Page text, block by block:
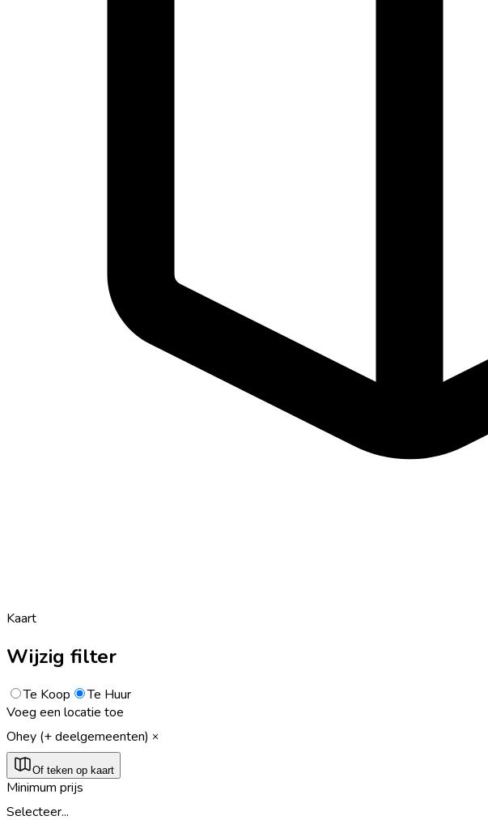
Kaart
Wijzig filter
Te Koop
Te Huur
Voeg een locatie toe
Ohey (+ deelgemeenten)
Of teken op kaart
Minimum prijs
Selecteer...